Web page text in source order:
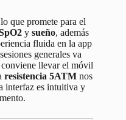
que promete para el
y sueño, además
fluida en la app
generales va
conviene llevar el móvil
resistencia 5ATM nos
interfaz es intuitiva y